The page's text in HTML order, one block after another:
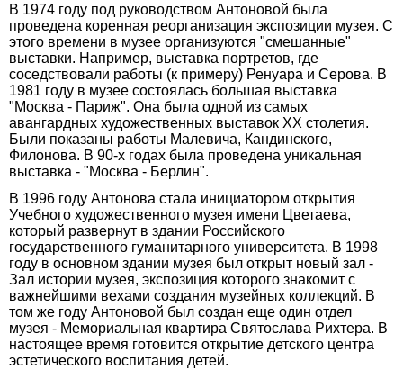
В 1974 году под руководством Антоновой была
проведена коренная реорганизация экспозиции музея. С
этого времени в музее организуются "смешанные"
выставки. Например, выставка портретов, где
соседствовали работы (к примеру) Ренуара и Серова. В
1981 году в музее состоялась большая выставка
"Москва - Париж". Она была одной из самых
авангардных художественных выставок XX столетия.
Были показаны работы Малевича, Кандинского,
Филонова. В 90-х годах была проведена уникальная
выставка - "Москва - Берлин".
В 1996 году Антонова стала инициатором открытия
Учебного художественного музея имени Цветаева,
который развернут в здании Российского
государственного гуманитарного университета. В 1998
году в основном здании музея был открыт новый зал -
Зал истории музея, экспозиция которого знакомит с
важнейшими вехами создания музейных коллекций. В
том же году Антоновой был создан еще один отдел
музея - Мемориальная квартира Святослава Рихтера. В
настоящее время готовится открытие детского центра
эстетического воспитания детей.